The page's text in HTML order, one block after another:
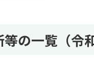
等の一覧（令